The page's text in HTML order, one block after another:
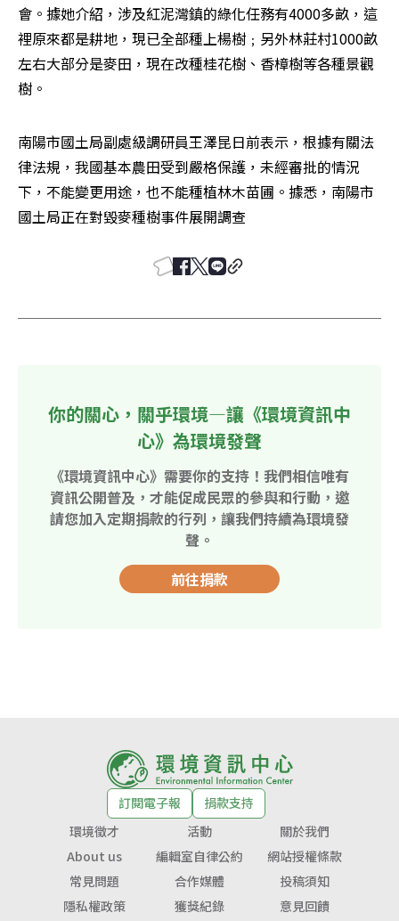
會。據她介紹，涉及紅泥灣鎮的綠化任務有4000多畝，這
裡原來都是耕地，現已全部種上楊樹﹔另外林莊村1000畝
左右大部分是麥田，現在改種桂花樹、香樟樹等各種景觀
樹。
南陽市國土局副處級調研員王澤昆日前表示，根據有關法
律法規，我國基本農田受到嚴格保護，未經審批的情況
下，不能變更用途，也不能種植林木苗圃。據悉，南陽市
國土局正在對毀麥種樹事件展開調查
你的關心，關乎環境—讓《環境資訊中
心》為環境發聲
《環境資訊中心》需要你的支持！我們相信唯有
資訊公開普及，才能促成民眾的參與和行動，邀
請您加入定期捐款的行列，讓我們持續為環境發
聲。
前往捐款
訂閱電子報
捐款支持
環境徵才
活動
關於我們
About us
編輯室自律公約
網站授權條款
常見問題
合作媒體
投稿須知
隱私權政策
獲獎紀錄 意見回饋